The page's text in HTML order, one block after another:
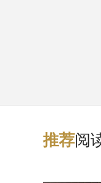
推荐阅